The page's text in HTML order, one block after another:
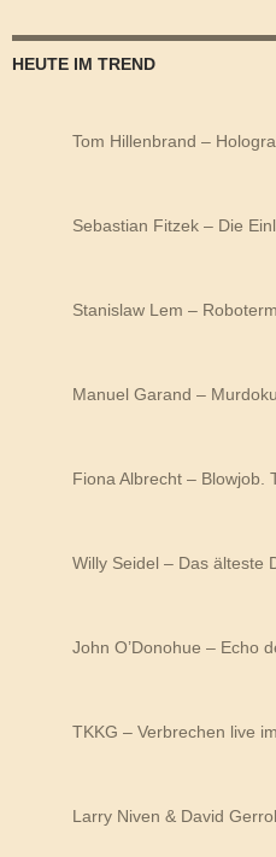
HEUTE IM TREND
Tom Hillenbrand –
Sebastian Fitzek – Die
Stanislaw Lem –
Manuel Garand –
Fiona Albrecht – Blowjob.
Willy Seidel – Das älteste
John O’Donohue – Echo
TKKG – Verbrechen live
Larry Niven & David